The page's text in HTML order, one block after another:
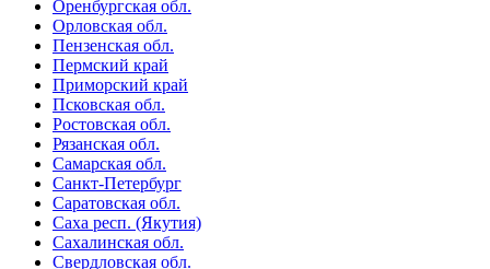
Оренбургская обл.
Орловская обл.
Пензенская обл.
Пермский край
Приморский край
Псковская обл.
Ростовская обл.
Рязанская обл.
Самарская обл.
Санкт-Петербург
Саратовская обл.
Саха респ. (Якутия)
Сахалинская обл.
Свердловская обл.